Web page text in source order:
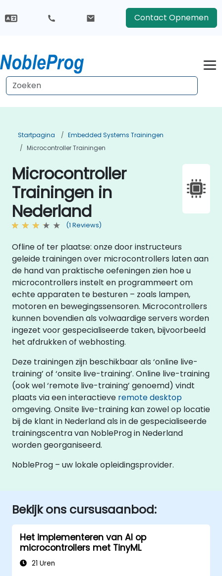
Contact Opnemen
Startpagina
Embedded Systems Trainingen
Microcontroller Trainingen
Microcontroller
Trainingen in
Nederland
(1 Reviews)
Ofline of ter plaatse: onze door instructeurs
geleide trainingen over microcontrollers laten aan
de hand van praktische oefeningen zien hoe u
microcontrollers instelt en programmeert om
echte apparaten te besturen – zoals lampen,
motoren en bewegingssensoren. Microcontrollers
kunnen bovendien als volwaardige servers worden
ingezet voor gespecialiseerde taken, bijvoorbeeld
het afdrukken of webhosting.
Deze trainingen zijn beschikbaar als ‘online live-
training’ of ‘onsite live-training’. Online live-training
(ook wel ‘remote live-training’ genoemd) vindt
plaats via een interactieve remote desktop
omgeving. Onsite live-training kan zowel op locatie
bij de klant in Nederland als in de gespecialiseerde
trainingscentra van NobleProg in Nederland
worden georganiseerd.
NobleProg – uw lokale opleidingsprovider.
Bekijk ons cursusaanbod:
Het implementeren van AI op
microcontrollers met TinyML
21 Uren